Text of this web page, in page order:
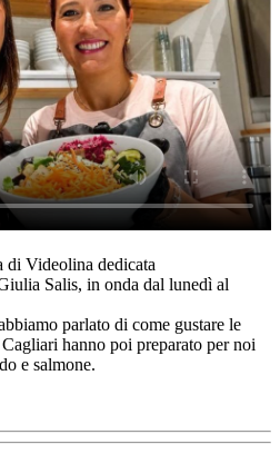
di Videolina dedicata
Salis, in onda dal lunedì al
parlato di come gustare le
hanno poi preparato per noi
e salmone.